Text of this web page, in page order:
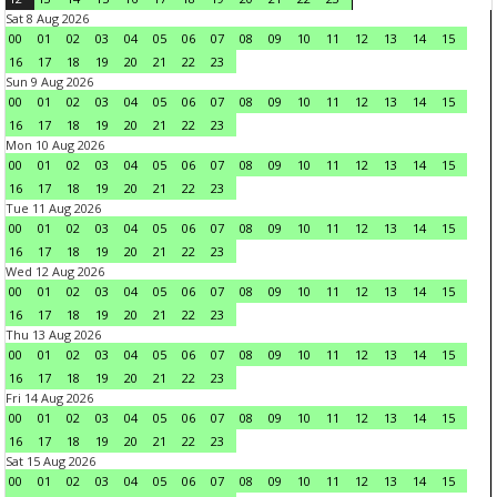
Sat 8 Aug 2026
00
01 02 03 04 05 06 07 08 09 10 11 12 13 14
15
16
17 18 19 20 21 22
23
Sun 9 Aug 2026
00
01 02 03 04 05 06 07 08 09 10 11 12 13 14
15
16
17 18 19 20 21 22
23
Mon 10 Aug 2026
00
01 02 03 04 05 06 07 08 09 10 11 12 13 14
15
16
17 18 19 20 21 22
23
Tue 11 Aug 2026
00
01 02 03 04 05 06 07 08 09 10 11 12 13 14
15
16
17 18 19 20 21 22
23
Wed 12 Aug 2026
00
01 02 03 04 05 06 07 08 09 10 11 12 13 14
15
16
17 18 19 20 21 22
23
Thu 13 Aug 2026
00
01 02 03 04 05 06 07 08 09 10 11 12 13 14
15
16
17 18 19 20 21 22
23
Fri 14 Aug 2026
00
01 02 03 04 05 06 07 08 09 10 11 12 13 14
15
16
17 18 19 20 21 22
23
Sat 15 Aug 2026
00
01 02 03 04 05 06 07 08 09 10 11 12 13 14
15